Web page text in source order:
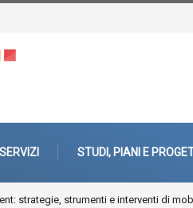
SERVIZI STUDI, PIANI E
strategie, strumenti e interventi di